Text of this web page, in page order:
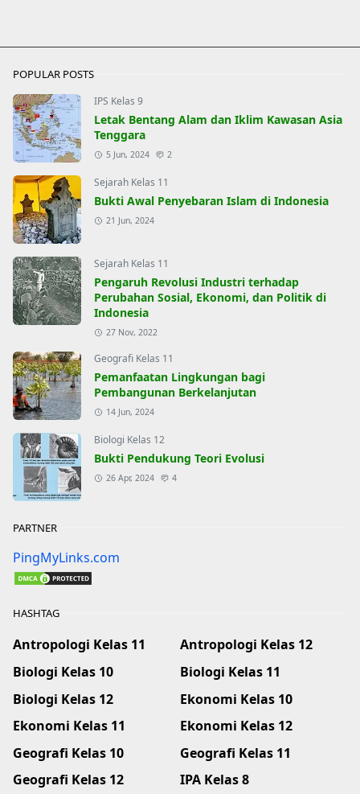
POPULAR POSTS
IPS Kelas 9
Letak Bentang Alam dan Iklim Kawasan Asia
Tenggara
5 Jun, 2024 2
Sejarah Kelas 11
Bukti Awal Penyebaran Islam di Indonesia
21 Jun, 2024
Sejarah Kelas 11
Pengaruh Revolusi Industri terhadap
Perubahan Sosial, Ekonomi, dan Politik di
Indonesia
27 Nov, 2022
Geografi Kelas 11
Pemanfaatan Lingkungan bagi
Pembangunan Berkelanjutan
14 Jun, 2024
Biologi Kelas 12
Bukti Pendukung Teori Evolusi
26 Apr, 2024 4
PARTNER
PingMyLinks.com
HASHTAG
Antropologi Kelas 11
Antropologi Kelas 12
Biologi Kelas 10
Biologi Kelas 11
Biologi Kelas 12
Ekonomi Kelas 10
Ekonomi Kelas 11
Ekonomi Kelas 12
Geografi Kelas 10
Geografi Kelas 11
Geografi Kelas 12
IPA Kelas 8